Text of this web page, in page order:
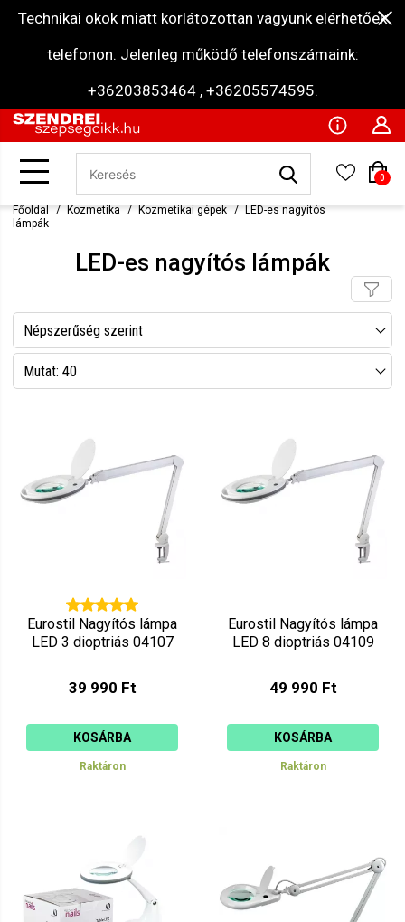
Technikai okok miatt korlátozottan vagyunk elérhetőek
telefonon. Jelenleg működő telefonszámaink:
+36203853464 , +36205574595.
0
Főoldal Kozmetika Kozmetikai gépek
LED-es nagyítós
lámpák
LED-es nagyítós lámpák
Népszerűség szerint
Név szerint csökkenő
Ár szerint csökkenő
Ár szerint növekvő
Mutat: 40
Eurostil Nagyítós lámpa
LED 3 dioptriás 04107
39 990 Ft
KOSÁRBA
Raktáron
Eurostil Nagyítós lámpa
LED 8 dioptriás 04109
49 990 Ft
KOSÁRBA
Raktáron